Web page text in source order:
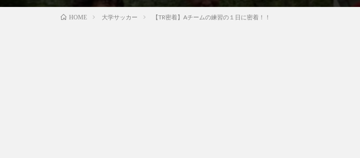
HOME 大学サッカー 【TR密着】Aチームの練習の１日に密着！！